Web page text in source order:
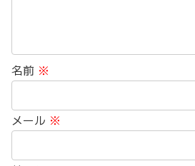
名前 ※
メール ※